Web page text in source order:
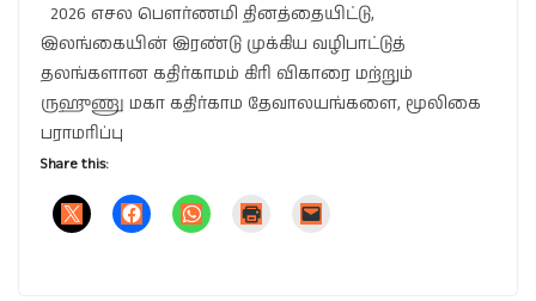
2026 எசல பௌர்ணமி தினத்தையிட்டு,
இலங்கையின் இரண்டு முக்கிய வழிபாட்டுத்
தலங்களான கதிர்காமம் கிரி விகாரை மற்றும்
ருஹுணு மகா கதிர்காம தேவாலயங்களை, மூலிகை
பராமரிப்பு
Share this: